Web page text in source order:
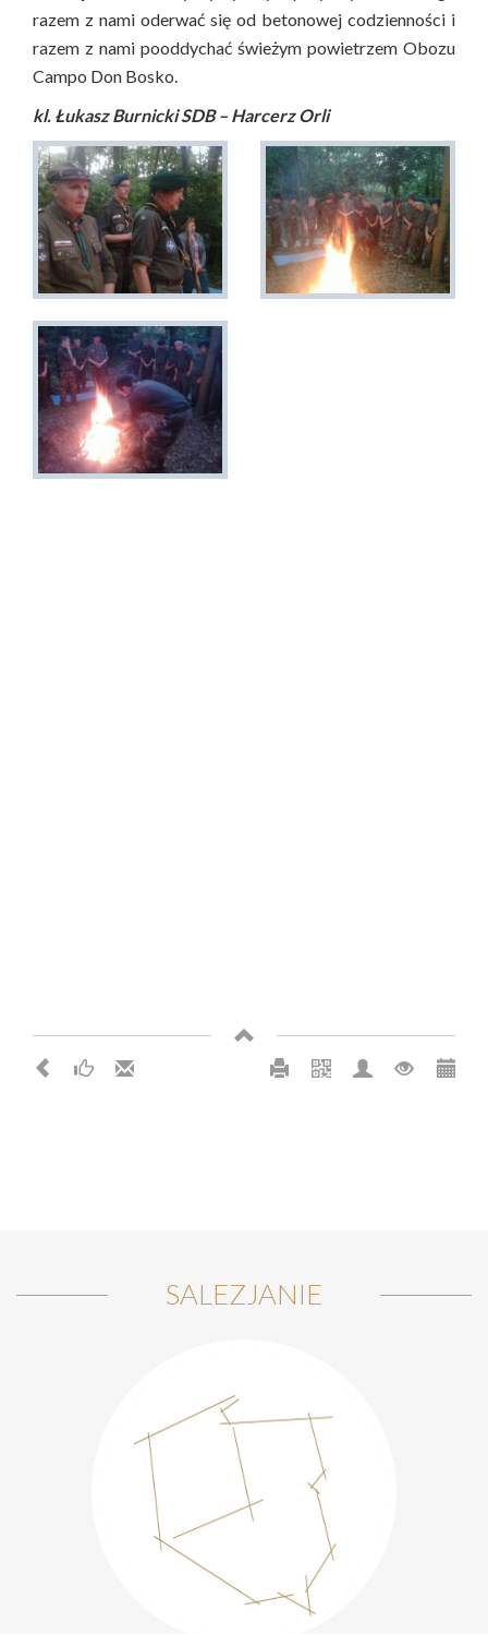
razem z nami oderwać się od betonowej codzienności i
razem z nami pooddychać świeżym powietrzem Obozu
Campo Don Bosko.
kl. Łukasz Burnicki SDB – Harcerz Orli
SALEZJANIE